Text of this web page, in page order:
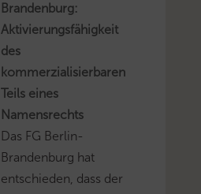
Brandenburg:
Aktivierungsfähigkeit
des
kommerzialisierbaren
Teils eines
Namensrechts
Das FG Berlin-
Brandenburg hat
entschieden, dass der